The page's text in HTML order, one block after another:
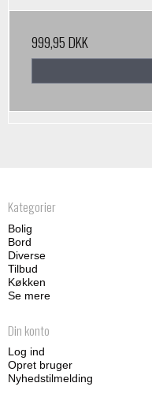
999,95 DKK
Kategorier
Bolig
Bord
Diverse
Tilbud
Køkken
Se mere
Din konto
Log ind
Opret bruger
Nyhedstilmelding